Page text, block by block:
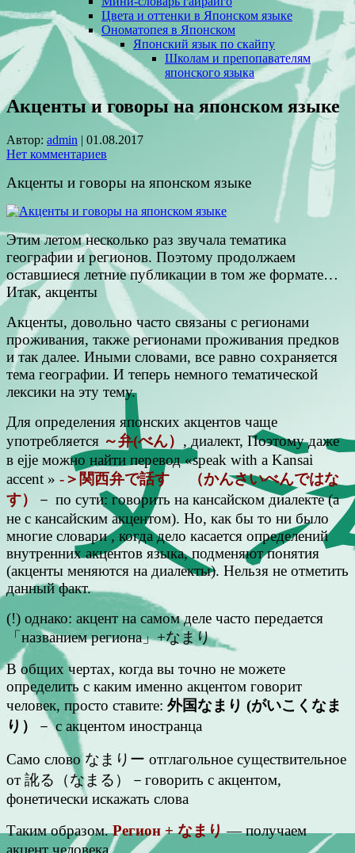
Цвета и оттенки в Японском языке
Ономатопея в Японском
Японский язык по скайпу
Школам и препопавателям
японского языка
Акценты и говоры на японском языке
Автор: admin | 01.08.2017
Нет комментариев
Акценты и говоры на японском языке
Этим летом несколько раз звучала тематика
географии и регионов. Поэтому продолжаем
оставшиеся летние публикации в том же формате…
Итак, акценты
Акценты, довольно часто связаны с регионами
проживания, также регионами проживания предков
и так далее. Иными словами, все равно сохраняется
тема географии. И теперь немного тематической
лексики на эту тему.
Для определения японских акцентов чаще
употребляется ～弁(べん） , диалект, Поэтому даже
в ejje можно найти перевод «speak with a Kansai
accent » -＞関西弁で話す （かんさいべんではな
す）
－ по сути: говорить на кансайском диалекте (а
не с кансайским акцентом). Но, как бы то ни было
многие словари , когда дело касается определений
внутренних акцентов языка, подменяют понятия
(акценты меняются на диалекты). Нельзя не отметить
данный факт.
(!) однако: акцент на самом деле часто передается
「названием региона」+なまり
В общих чертах, когда вы точно не можете
определить с каким именно акцентом говорит
человек, просто ставите: 外国なまり (がいこくなま
り）
－ с акцентом иностранца
Само слово なまりー отглагольное существительное
от 訛る（なまる）－говорить с акцентом,
фонетически искажать слова
Таким образом.Регион + なまり — получаем
акцент человека.